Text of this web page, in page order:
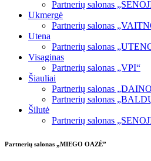
Partnerių salonas
Ukmergė
Partnerių salonas
Utena
Partnerių salonas
Visaginas
Partnerių salonas „VPI“
Šiauliai
Partnerių salonas
Partnerių salonas
Šilutė
Partnerių salonas
Partnerių salonas „MIEGO OAZĖ”